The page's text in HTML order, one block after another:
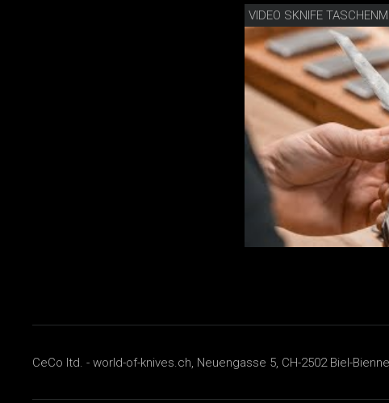
CeCo ltd. - world-of-knives.ch, Neuengasse 5, CH-2502 Biel-